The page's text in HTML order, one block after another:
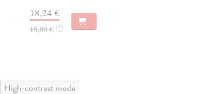
18,24 €
18,80 € ?
High-contrast mode